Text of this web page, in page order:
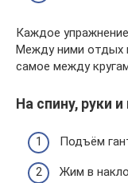
Каждое
Между ними отдых
самое между
На спину, руки и
Подъём
Жим в